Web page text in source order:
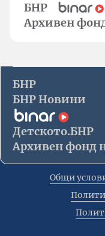
БНР
Архивен
БНР
БНР Новини
Детското.БНР
Архивен фонд
Общи